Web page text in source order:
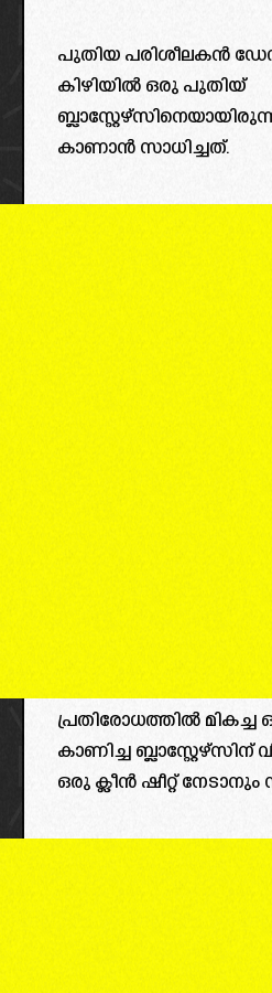
പുതിയ പരിശീലകൻ
കിഴിയിൽ ഒരു പുതിയ്
കാണാൻ സാധിച്ചത്.
പ്രതിരോധത്തിൽ മികച്ച
കാണിച്ച ബ്ലാസ്റ്റേഴ്സിന്
ഒരു ക്ലീൻ ഷീറ്റ് നേടാനും